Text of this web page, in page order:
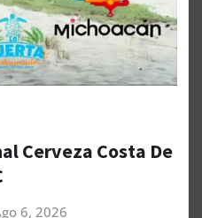
Cerveza Costa De
6, 2026